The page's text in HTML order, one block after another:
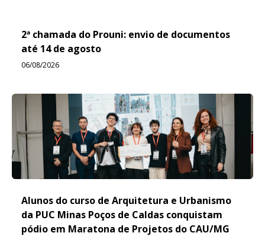
2ª chamada do Prouni: envio de documentos
até 14 de agosto
06/08/2026
Alunos do curso de Arquitetura e Urbanismo
da PUC Minas Poços de Caldas conquistam
pódio em Maratona de Projetos do CAU/MG